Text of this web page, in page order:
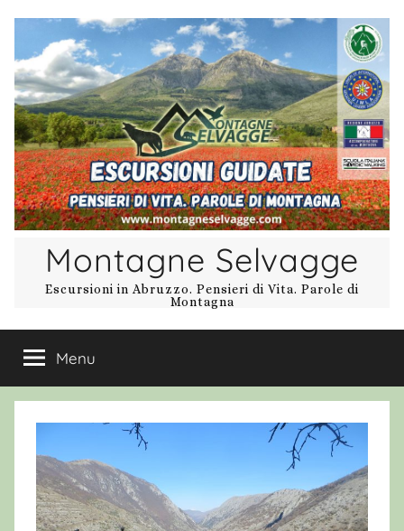
contenuto
Montagne Selvagge
Escursioni in Abruzzo. Pensieri di Vita. Parole di
Montagna
Menu